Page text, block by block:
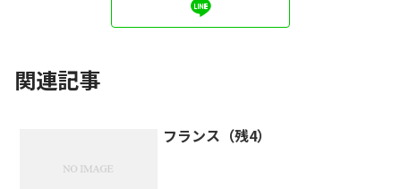
関連記事
フランス（残4）